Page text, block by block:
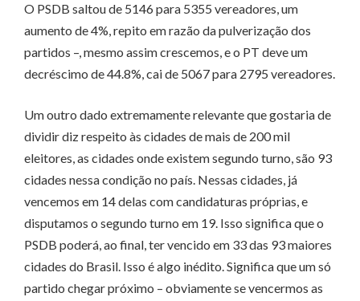
O PSDB saltou de 5146 para 5355 vereadores, um
aumento de 4%, repito em razão da pulverização dos
partidos –, mesmo assim crescemos, e o PT deve um
decréscimo de 44.8%, cai de 5067 para 2795 vereadores.
Um outro dado extremamente relevante que gostaria de
dividir diz respeito às cidades de mais de 200 mil
eleitores, as cidades onde existem segundo turno, são 93
cidades nessa condição no país. Nessas cidades, já
vencemos em 14 delas com candidaturas próprias, e
disputamos o segundo turno em 19. Isso significa que o
PSDB poderá, ao final, ter vencido em 33 das 93 maiores
cidades do Brasil. Isso é algo inédito. Significa que um só
partido chegar próximo – obviamente se vencermos as